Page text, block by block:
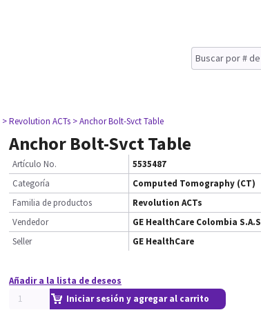
> Revolution ACTs > Anchor Bolt-Svct Table
Anchor Bolt-Svct Table
Artículo No.
5535487
Categoría
Computed Tomography (CT)
Familia de productos
Revolution ACTs
Vendedor
GE HealthCare Colombia S.A.S
Seller
GE HealthCare
Añadir a la lista de deseos
Iniciar sesión y agregar al carrito